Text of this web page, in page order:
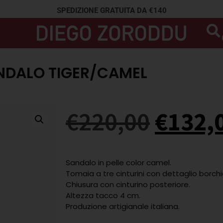
SPEDIZIONE GRATUITA DA €140
TIGER/CAMEL
€220,00€
Sandalo in pelle color camel.
Tomaia a tre cinturini con dettaglio
Chiusura con cinturino posteriore.
Altezza tacco 4 cm.
Produzione artigianale italiana.